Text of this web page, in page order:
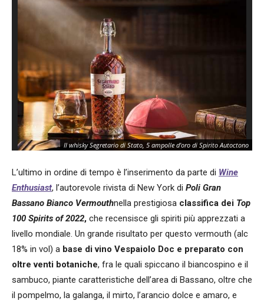
Il whisky Segretario di Stato, 5 ampolle d'oro di Spirito Autoctono
L’ultimo in ordine di tempo è l’inserimento da parte di Wine
Enthusiast, l’autorevole rivista di New York di Poli Gran
Bassano Bianco Vermouthnella prestigiosa classifica dei Top
100 Spirits of 2022, che recensisce gli spiriti più apprezzati a
livello mondiale. Un grande risultato per questo vermouth (alc
18% in vol) a base di vino Vespaiolo Doc e preparato con
oltre venti botaniche, fra le quali spiccano il biancospino e il
sambuco, piante caratteristiche dell’area di Bassano, oltre che
il pompelmo, la galanga, il mirto, l’arancio dolce e amaro, e